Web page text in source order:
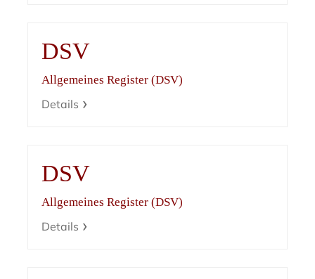
DSV
Allgemeines Register (DSV)
Details
DSV
Allgemeines Register (DSV)
Details